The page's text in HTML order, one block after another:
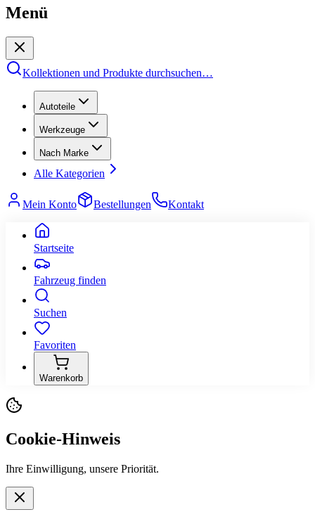
Menü
Kollektionen und Produkte durchsuchen…
Autoteile
Werkzeuge
Nach Marke
Alle Kategorien
Mein Konto Bestellungen Kontakt
Startseite
Fahrzeug finden
Suchen
Favoriten
Warenkorb
Cookie-Hinweis
Ihre Einwilligung, unsere Priorität.